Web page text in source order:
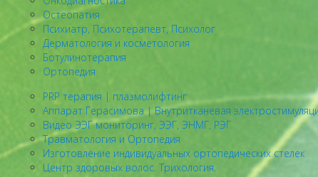
Остеопатия
Психиатр, Психотерапевт, Психолог
Дерматология и косметология
Ботулинотерапия
Ортопедия
PRP терапия | плазмолифтинг
Аппарат Герасимова | Внутритканевая
Видео ЭЭГ мониторинг, ЭЭГ, ЭНМГ, РЭГ
Травматология и Ортопедия
Изготовление индивидуальных ортопедических стелек
Центр здоровых волос. Трихология.